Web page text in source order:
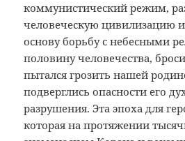
коммунистический режим,
человеческую цивилизацию
основу борьбу с небесными
половину человечества,
пытался грозить нашей
подверглись опасности его
разрушения. Эта эпоха для
которая на протяжении